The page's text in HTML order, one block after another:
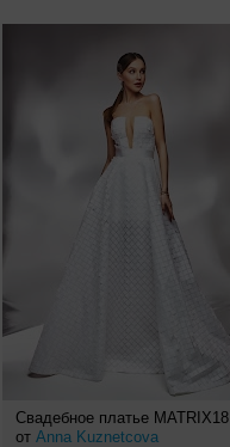
Свадебное платье MATRIX18
от Anna Kuznetcova